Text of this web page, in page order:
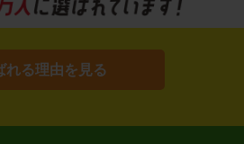
れる理由を見る